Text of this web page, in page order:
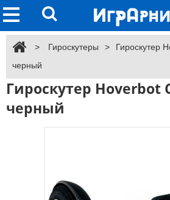
> Гироскутеры >
Гироскутер
черный
Гироскутер Hoverbot
черный